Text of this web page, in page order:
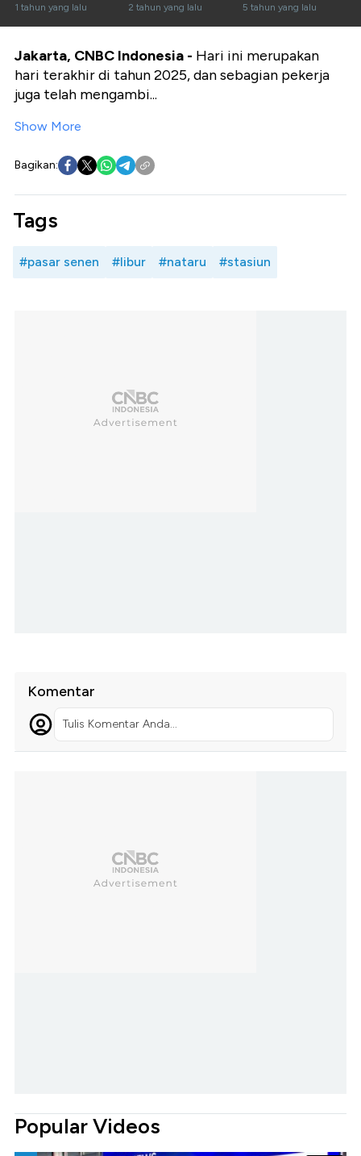
H-5 Lebaran
1 tahun yang lalu
Padat
2 tahun yang lalu 5 tahun yang lalu
Jakarta, CNBC Indonesia - Hari ini merupakan
hari terakhir di tahun 2025, dan sebagian pekerja
juga telah mengambi...
Show More
Bagikan:
Tags
#pasar senen #libur #nataru #stasiun
Komentar
Tulis Komentar Anda...
Popular Videos